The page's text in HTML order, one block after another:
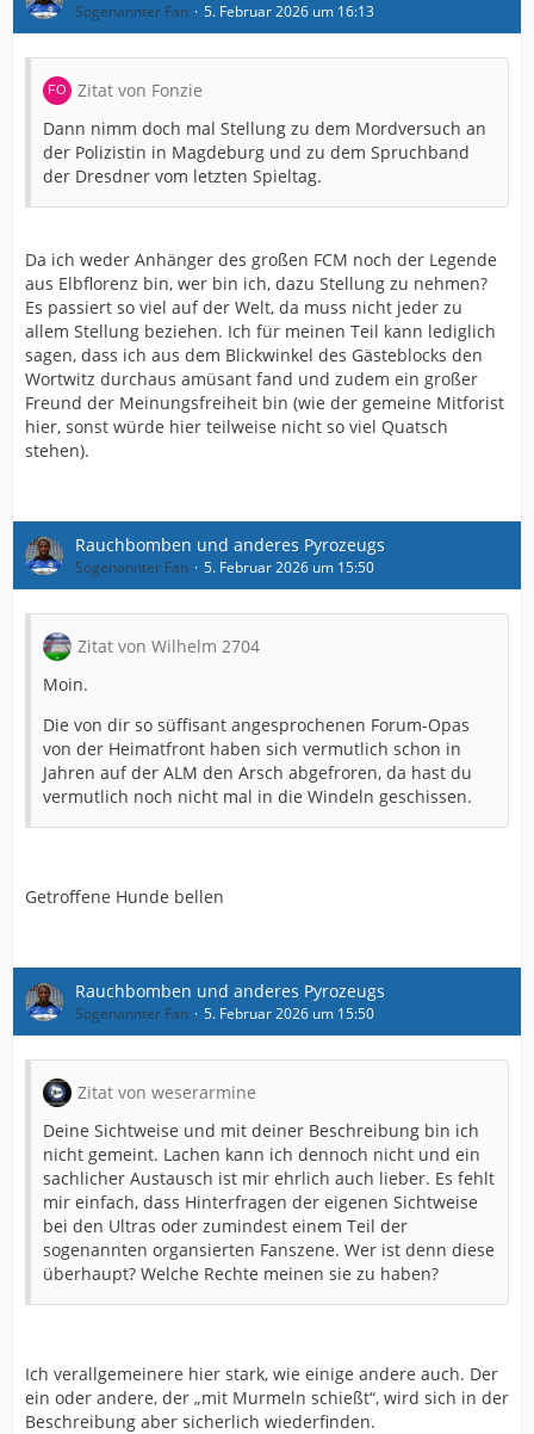
Sogenannter Fan 5. Februar 2026 um 16:13
Zitat von Fonzie
Dann nimm doch mal Stellung zu dem Mordversuch an
der Polizistin in Magdeburg und zu dem Spruchband
der Dresdner vom letzten Spieltag.
Da ich weder Anhänger des großen FCM noch der Legende
aus Elbflorenz bin, wer bin ich, dazu Stellung zu nehmen?
Es passiert so viel auf der Welt, da muss nicht jeder zu
allem Stellung beziehen. Ich für meinen Teil kann lediglich
sagen, dass ich aus dem Blickwinkel des Gästeblocks den
Wortwitz durchaus amüsant fand und zudem ein großer
Freund der Meinungsfreiheit bin (wie der gemeine Mitforist
hier, sonst würde hier teilweise nicht so viel Quatsch
stehen).
Rauchbomben und anderes Pyrozeugs
Sogenannter Fan 5. Februar 2026 um 15:50
Zitat von Wilhelm 2704
Moin.
Die von dir so süffisant angesprochenen Forum-Opas
von der Heimatfront haben sich vermutlich schon in
Jahren auf der ALM den Arsch abgefroren, da hast du
vermutlich noch nicht mal in die Windeln geschissen.
Getroffene Hunde bellen
Rauchbomben und anderes Pyrozeugs
Sogenannter Fan 5. Februar 2026 um 15:50
Zitat von weserarmine
Deine Sichtweise und mit deiner Beschreibung bin ich
nicht gemeint. Lachen kann ich dennoch nicht und ein
sachlicher Austausch ist mir ehrlich auch lieber. Es fehlt
mir einfach, dass Hinterfragen der eigenen Sichtweise
bei den Ultras oder zumindest einem Teil der
sogenannten organsierten Fanszene. Wer ist denn diese
überhaupt? Welche Rechte meinen sie zu haben?
Ich verallgemeinere hier stark, wie einige andere auch. Der
ein oder andere, der „mit Murmeln schießt“, wird sich in der
Beschreibung aber sicherlich wiederfinden.